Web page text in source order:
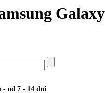
- od 7 - 14 dní